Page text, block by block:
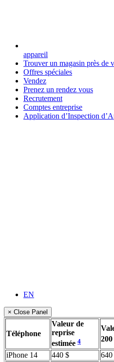
appareil
Trouver un magasin près de
Offres spéciales
Vendez
Prenez un rendez vous
Recrutement
Comptes entreprise
Application d’Inspection
EN
× Close Panel
Téléphone
Valeur de
reprise
estimée 4
iPhone 14 440 $
640